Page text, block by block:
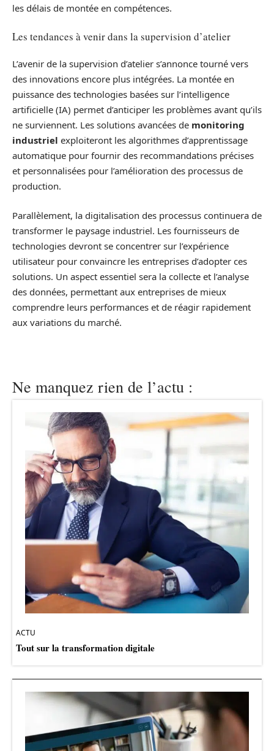
les délais de montée en compétences.
Les tendances à venir dans la supervision d’atelier
L’avenir de la supervision d’atelier s’annonce tourné vers
des innovations encore plus intégrées. La montée en
puissance des technologies basées sur l’intelligence
artificielle (IA) permet d’anticiper les problèmes avant qu’ils
ne surviennent. Les solutions avancées de monitoring
industriel exploiteront les algorithmes d’apprentissage
automatique pour fournir des recommandations précises
et personnalisées pour l’amélioration des processus de
production.
Parallèlement, la digitalisation des processus continuera de
transformer le paysage industriel. Les fournisseurs de
technologies devront se concentrer sur l’expérience
utilisateur pour convaincre les entreprises d’adopter ces
solutions. Un aspect essentiel sera la collecte et l’analyse
des données, permettant aux entreprises de mieux
comprendre leurs performances et de réagir rapidement
aux variations du marché.
Ne manquez rien de l’actu :
ACTU
Tout sur la transformation digitale